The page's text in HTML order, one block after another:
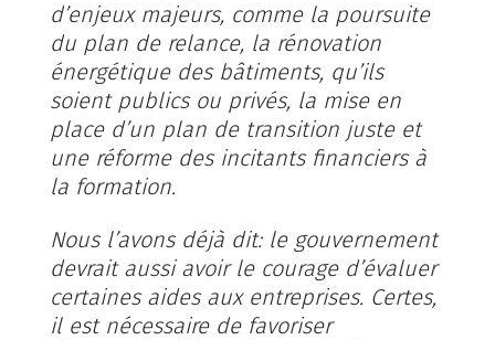
d’enjeux majeurs, comme la poursuite
du plan de relance, la rénovation
énergétique des bâtiments, qu’ils
soient publics ou privés, la mise en
place d’un plan de transition juste et
une réforme des incitants financiers à
la formation.
Nous l’avons déjà dit: le gouvernement
devrait aussi avoir le courage d’évaluer
certaines aides aux entreprises. Certes,
il est nécessaire de favoriser